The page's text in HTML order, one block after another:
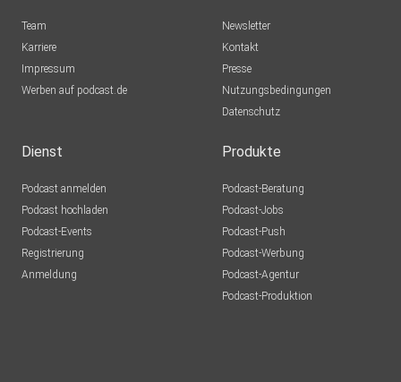
Team
Karriere
Impressum
Werben auf podcast.de
Newsletter
Kontakt
Presse
Nutzungsbedingungen
Datenschutz
Dienst
Podcast anmelden
Podcast hochladen
Podcast-Events
Registrierung
Anmeldung
Produkte
Podcast-Beratung
Podcast-Jobs
Podcast-Push
Podcast-Werbung
Podcast-Agentur
Podcast-Produktion